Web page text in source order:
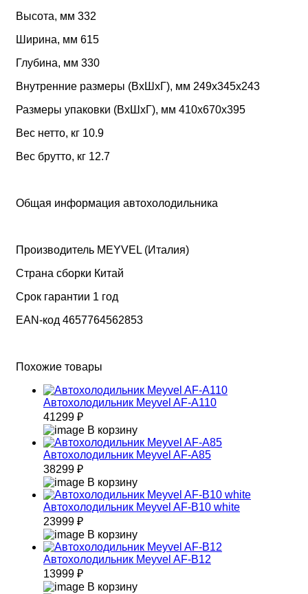
Высота, мм 332
Ширина, мм 615
Глубина, мм 330
Внутренние размеры (ВxШxГ), мм 249х345х243
Размеры упаковки (ВxШxГ), мм 410х670х395
Вес нетто, кг 10.9
Вес брутто, кг 12.7
Общая информация автохолодильника
Производитель MEYVEL (Италия)
Страна сборки Китай
Срок гарантии 1 год
EAN-код 4657764562853
Похожие товары
Автохолодильник Meyvel AF-A110
41299 ₽
В корзину
Автохолодильник Meyvel AF-A85
38299 ₽
В корзину
Автохолодильник Meyvel AF-B10 white
23999 ₽
В корзину
Автохолодильник Meyvel AF-B12
13999 ₽
В корзину